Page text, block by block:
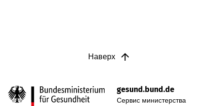
Наверх
gesund.bund.de
Сервис министерства